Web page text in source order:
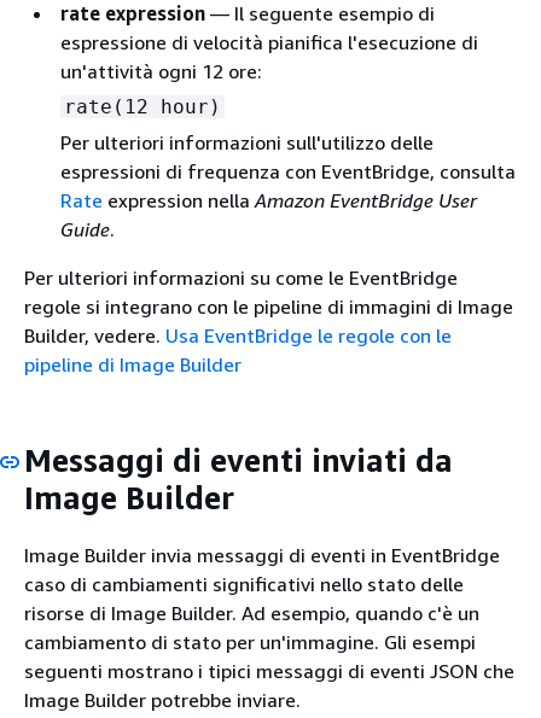
rate expression — Il seguente esempio di
espressione di velocità pianifica l'esecuzione di
un'attività ogni 12 ore:
rate(12 hour)
Per ulteriori informazioni sull'utilizzo delle
espressioni di frequenza con EventBridge, consulta
Rate expression nellaAmazon EventBridge User
Guide.
Per ulteriori informazioni su come le EventBridge
regole si integrano con le pipeline di immagini di Image
Builder, vedere. Usa EventBridge le regole con le
pipeline di Image Builder
Messaggi di eventi inviati da
Image Builder
Image Builder invia messaggi di eventi in EventBridge
caso di cambiamenti significativi nello stato delle
risorse di Image Builder. Ad esempio, quando c'è un
cambiamento di stato per un'immagine. Gli esempi
seguenti mostrano i tipici messaggi di eventi JSON che
Image Builder potrebbe inviare.